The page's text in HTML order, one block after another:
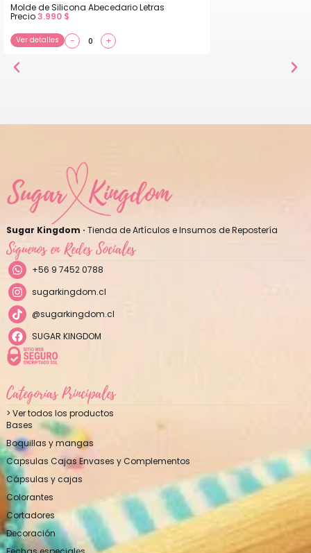
Molde de Silicona Abecedario Letras
Precio3.990 $
Ver detalles − +
Sugar Kingdom · Tienda de Artículos e Insumos de Repostería
Síguenos en Redes Sociales
+56 9 7452 0788
sugarkingdom.cl
@sugarkingdom.cl
SUGAR KINGDOM
Categorías Principales
> Ver todos los productos
Bases
Boquillas y mangas
Capsulas Cajas Envases y Complementos
Cápsulas y cajas
Colorantes
Cortadores
Decoración